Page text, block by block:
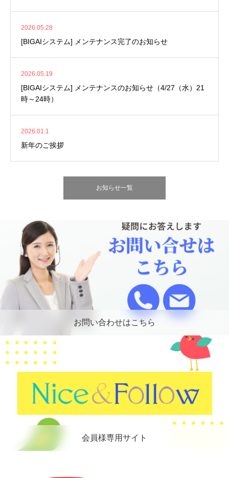
2026.05.28
[BIGAIシステム] メンテナンス完了のお知らせ
2026.05.19
[BIGAIシステム] メンテナンスのお知らせ（4/27（水）21
時～24時）
2026.01.1
新年のご挨拶
お知らせ一覧
お問い合わせはこちら
会員様専用サイト